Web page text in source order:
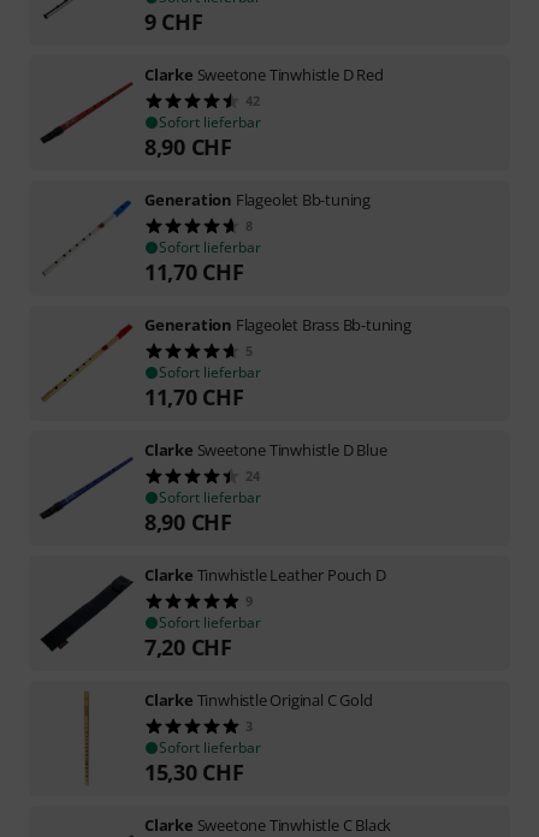
9 CHF
Clarke Sweetone Tinwhistle D Red
42
Sofort lieferbar
8,90 CHF
Generation Flageolet Bb-tuning
8
Sofort lieferbar
11,70 CHF
Generation Flageolet Brass Bb-tuning
5
Sofort lieferbar
11,70 CHF
Clarke Sweetone Tinwhistle D Blue
24
Sofort lieferbar
8,90 CHF
Clarke Tinwhistle Leather Pouch D
9
Sofort lieferbar
7,20 CHF
Clarke Tinwhistle Original C Gold
3
Sofort lieferbar
15,30 CHF
Clarke Sweetone Tinwhistle C Black